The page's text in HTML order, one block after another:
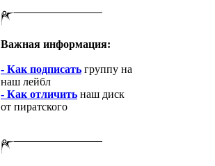
Важная информация:
- Как подписать группу на
наш лейбл
- Как отличить наш диск
от пиратского